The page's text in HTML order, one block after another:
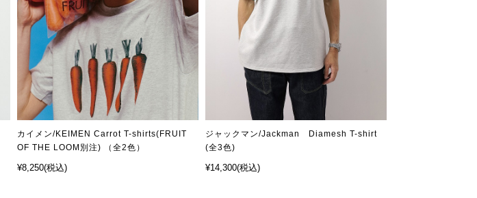
カイメン/KEIMEN Carrot T-shirts(FRUIT
OF THE LOOM別注) （全2色）
¥8,250(税込)
ジャックマン/Jackman Diamesh T-shirt
(全3色)
¥14,300(税込)